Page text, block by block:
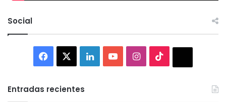
Social
Facebook LinkedInYouTubeInstagram
Entradas recientes